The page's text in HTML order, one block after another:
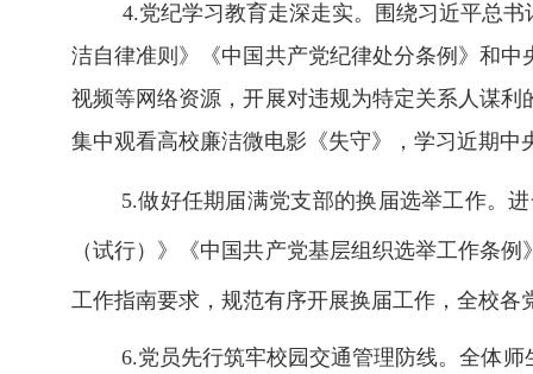
4.党纪学习教育走深走实。
围绕习近平总
洁自律准则》《中国共产党纪律处分条例》和
视频等网络资源，开展对违规为特定关系人谋
集中观看高校廉洁微电影《失守》，学习近期
5.做好任期届满党支部的换届选举工作。
（试行）》《中国共产党基层组织选举工作条例
工作指南要求， 规范有序开展换届工作，全校各
6.党员先行筑牢校园交通管理防线。全体师